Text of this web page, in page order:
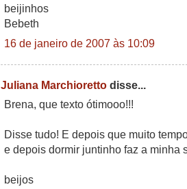
beijinhos
Bebeth
16 de janeiro de 2007 às 10:09
Juliana Marchioretto disse...
Brena, que texto ótimooo!!!
Disse tudo! E depois que muito
e depois dormir juntinho faz a minha
beijos